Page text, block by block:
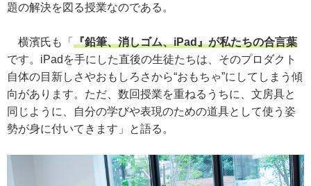
題の解決を図る授業なのである。
横濱氏も「 『鉛筆、消しゴム、iPad』が私たちの合言葉
です。iPadを手にした直後の生徒たちは、そのプロダクト
自体の目新しさやおもしろさから“おもちゃ”にしてしまう傾
向があります。ただ、数回授業を重ねるうちに、文房具と
同じように、自分の学びや表現のための道具として使う姿
勢が身に付いてきます」と語る。